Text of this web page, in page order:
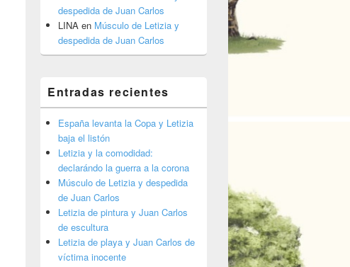
despedida de Juan Carlos
LINA en Músculo de Letizia y
despedida de Juan Carlos
Entradas recientes
España levanta la Copa y Letizia
baja el listón
Letizia y la comodidad:
declarándo la guerra a la corona
Músculo de Letizia y despedida
de Juan Carlos
Letizia de pintura y Juan Carlos
de escultura
Letizia de playa y Juan Carlos de
víctima inocente